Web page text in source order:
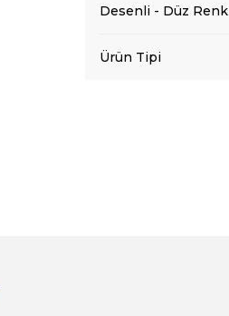
Desenli - Düz Renk
Ürün Tipi